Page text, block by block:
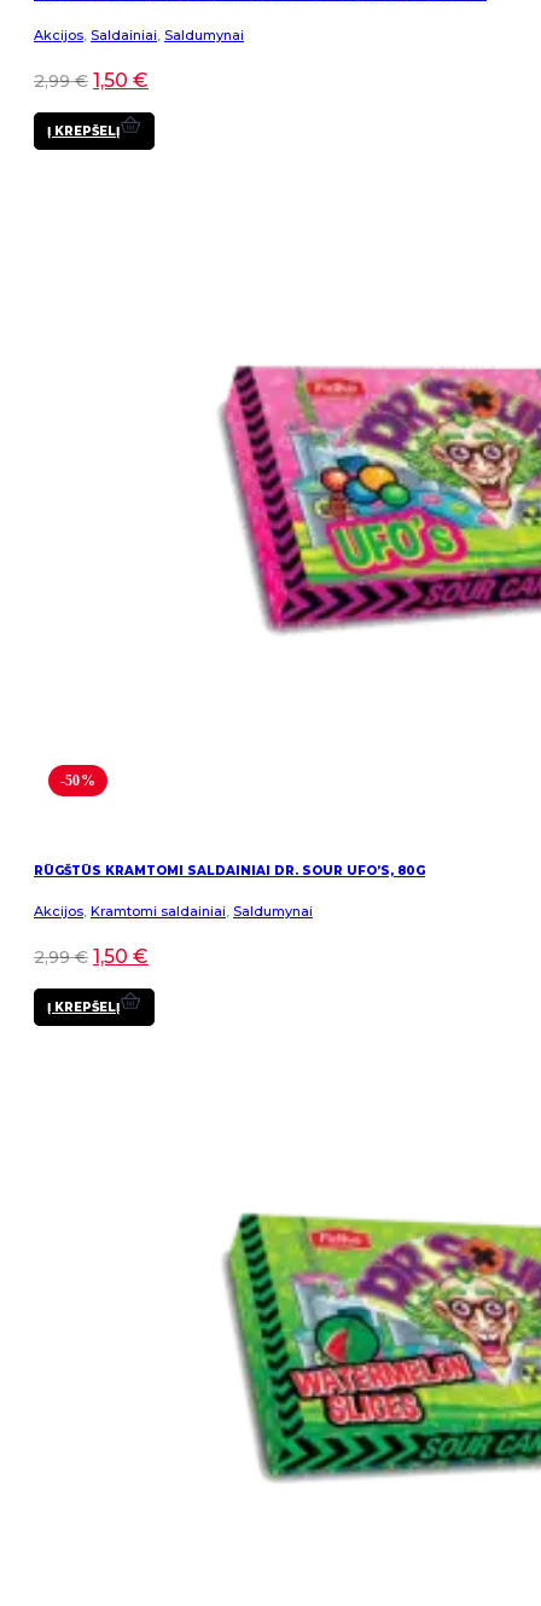
Akcijos, Saldainiai, Saldumynai
2,99€ 1,50 €
Į KREPŠELĮ
-50%
RŪGŠTŪS KRAMTOMI SALDAINIAI DR. SOUR UFO’S, 80G
Akcijos, Kramtomi saldainiai, Saldumynai
2,99€ 1,50 €
Į KREPŠELĮ